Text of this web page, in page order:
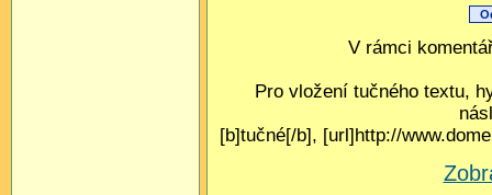
V rámci
Pro vložení tučného textu,
[b]tučné[/b], [url]http://